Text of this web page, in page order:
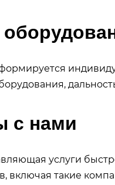
с нами
услуги
такие